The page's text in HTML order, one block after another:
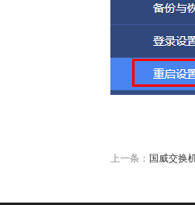
上一条： 国威交换